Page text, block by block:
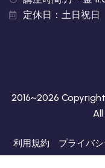
定休日：土日祝日
2016~2026
利用規約 プライバ